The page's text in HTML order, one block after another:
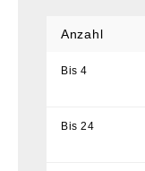
Anzahl
Bis4
Bis24